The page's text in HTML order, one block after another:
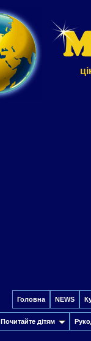
Головна NEWS
Почитайте дітям